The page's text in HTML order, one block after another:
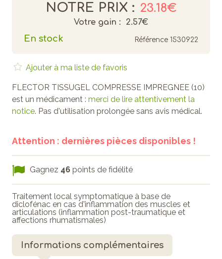
FLECTOR TISSUGEL COMPRESSE IMPREGNEE (10)
est un médicament : merci de lire attentivement la
notice. Pas d'utilisation prolongée sans avis médical.
NOTRE PRIX : 23.18€
Votre gain : 2.57€
En stock Référence 1530922
Attention : dernières pièces disponibles !
Ajouter à ma liste de favoris
Gagnez 46 points de fidélité
Traitement local symptomatique à base de
diclofénac en cas d'inflammation des muscles et
articulations (inflammation post-traumatique et
affections rhumatismales)
Informations complémentaires